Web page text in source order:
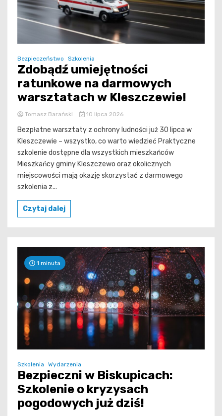
Bezpieczeństwo Szkolenia
Zdobądź umiejętności
ratunkowe na darmowych
warsztatach w Kleszczewie!
Tomasz Barański 10 lipca 2026
Bezpłatne warsztaty z ochrony ludności już 30 lipca w
Kleszczewie – wszystko, co warto wiedzieć Praktyczne
szkolenie dostępne dla wszystkich mieszkańców
Mieszkańcy gminy Kleszczewo oraz okolicznych
miejscowości mają okazję skorzystać z darmowego
szkolenia z...
Czytaj dalej
1 minuta
Szkolenia Wydarzenia
Bezpieczni w Biskupicach:
Szkolenie o kryzysach
pogodowych już dziś!